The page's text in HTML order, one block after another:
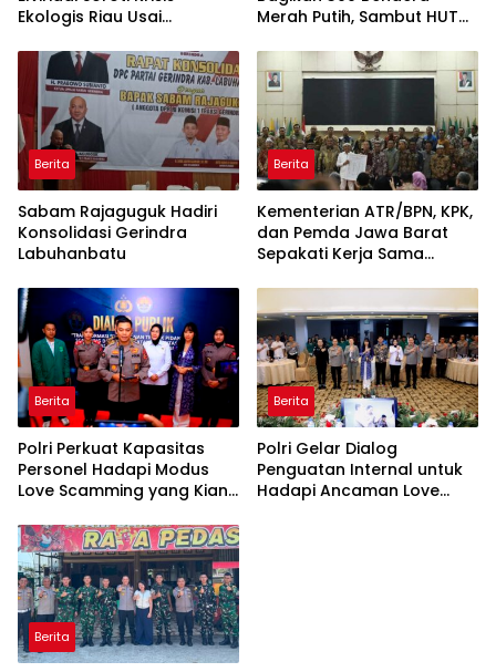
Ekologis Riau Usai
Monyet, Harimau, dan
Beruang Terhadap Warga
Merah Putih, Sambut HUT
Berita
Sabam Rajaguguk Hadiri
Konsolidasi Gerindra
Labuhanbatu
Berita
Kementerian ATR/BPN, KPK,
dan Pemda Jawa Barat
Sepakati Kerja Sama
Korupsi serta Penguatan
Ekonomi Daerah
Berita
Polri Perkuat Kapasitas
Personel Hadapi Modus
Love Scamming yang Kian
Berita
Polri Gelar Dialog
Penguatan Internal untuk
Hadapi Ancaman Love
Berita